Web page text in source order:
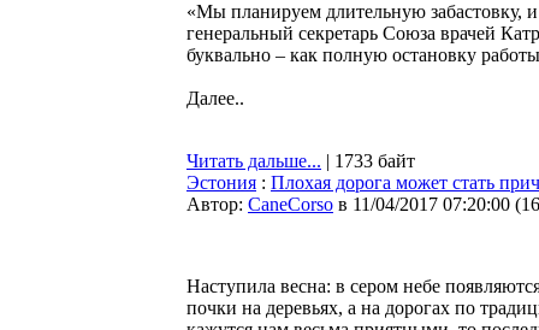
«Мы планируем длительную забастовку,
генеральный секретарь Союза врачей
буквально – как полную остановку
Далее..
Читать дальше... | 1733 байт
Эстония : Плохая дорога может стать
Автор: CaneCorso в 11/04/2017 07:20:00 (
Наступила весна: в сером небе
почки на деревьях, а на дорогах по